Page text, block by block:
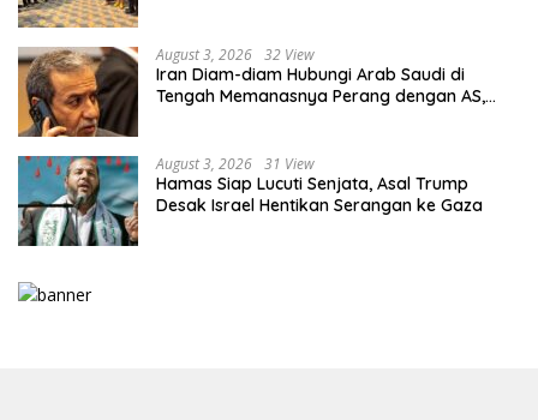
August 3, 2026 32 View
Iran Diam-diam Hubungi Arab Saudi di
Tengah Memanasnya Perang dengan AS,
August 3, 2026 31 View
Hamas Siap Lucuti Senjata, Asal Trump
Desak Israel Hentikan Serangan ke Gaza